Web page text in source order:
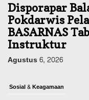
Disporapar
Pokdarwis
BASARNAS
Instruktur
Agustus 6, 2026
Sosial & Keagamaan